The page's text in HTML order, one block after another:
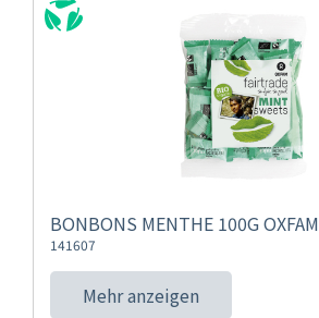
BONBONS MENTHE 100G
141607
Mehr anzeigen